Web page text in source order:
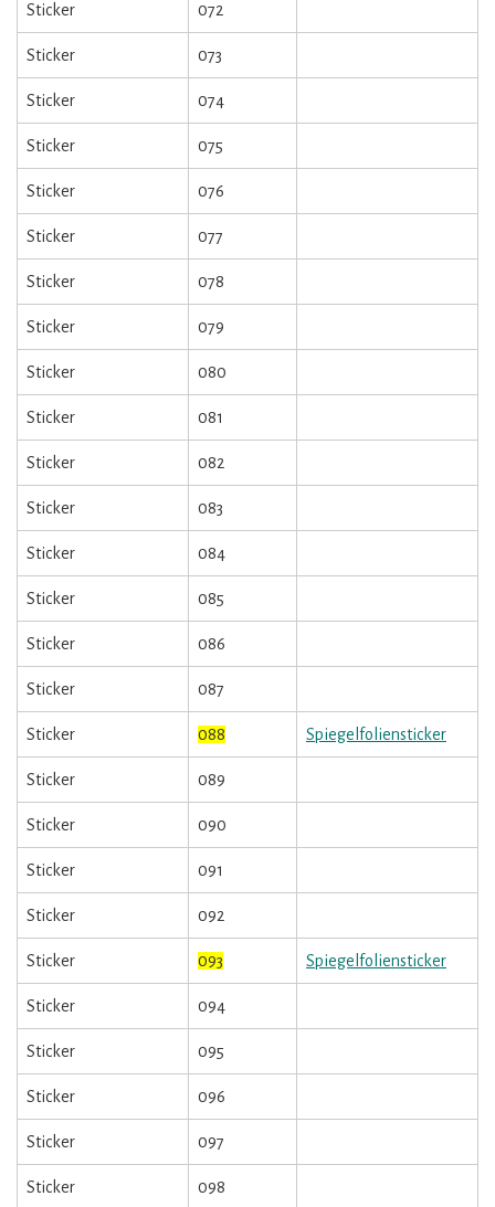
Sticker 072
Sticker 073
Sticker 074
Sticker 075
Sticker 076
Sticker 077
Sticker 078
Sticker 079
Sticker 080
Sticker 081
Sticker 082
Sticker 083
Sticker 084
Sticker 085
Sticker 086
Sticker 087
Sticker 088 Spiegelfoliensticker
Sticker 089
Sticker 090
Sticker 091
Sticker 092
Sticker 093 Spiegelfoliensticker
Sticker 094
Sticker 095
Sticker 096
Sticker 097
Sticker 098